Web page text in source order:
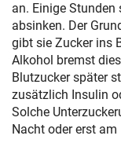
an. Einige
absinken. Der
gibt sie Zucker ins
Alkohol bremst
Blutzucker später
zusätzlich Insulin
Solche
Nacht oder erst